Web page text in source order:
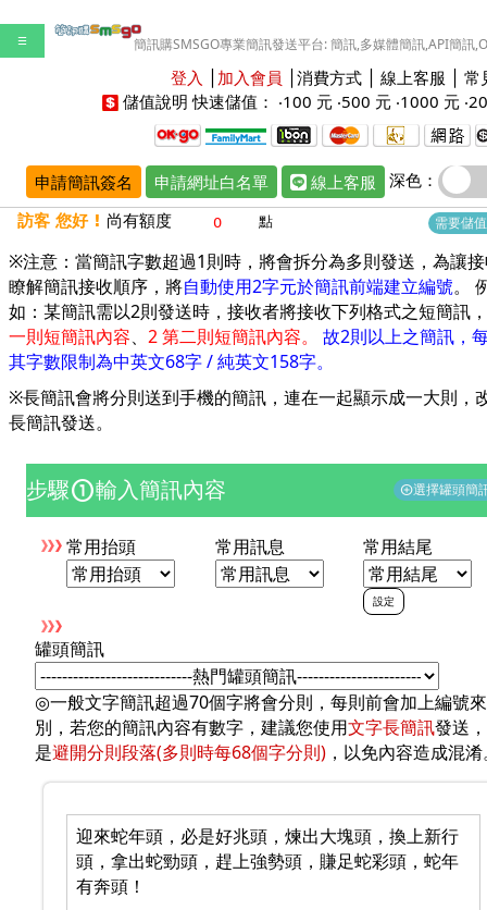
☰ 簡訊購SMSGO專業簡訊發送平台: 簡訊,多媒體簡訊,API簡訊
登入 加入會員 消費方式 線上客服
常
儲值說明 快速儲值： ‧100 元 ‧500 元 ‧1000 元 ‧
申請簡訊簽名 申請網址白名單 線上客服 深色：
訪客 您好 ! 尚有額度 點 需要儲
※注意：當簡訊字數超過1則時，將會拆分為多則發送，為讓
瞭解簡訊接收順序，將自動使用2字元於簡訊前端建立編號。
如：某簡訊需以2則發送時，接收者將接收下列格式之短簡訊，
一則短簡訊內容、 2 第二則短簡訊內容。
故2則以上之簡訊，
其字數限制為中英文68字 / 純英文158字。
※長簡訊會將分則送到手機的簡訊，連在一起顯示成一大則，
長簡訊發送。
步驟counter_1輸入簡訊內容 add_circle選擇罐頭簡
常用抬頭 常用訊息 常用結尾
設定
罐頭簡訊
◎一般文字簡訊超過70個字將會分則，每則前會加上編號
別，若您的簡訊內容有數字，建議您使用文字長簡訊發送
是避開分則段落(多則時每68個字分則) ，以免內容造成混